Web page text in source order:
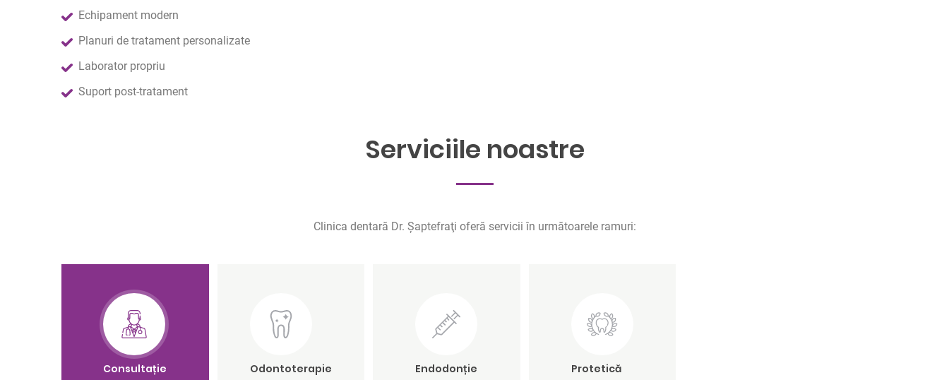
Echipament modern
Planuri de tratament personalizate
Laborator propriu
Suport post-tratament
Serviciile noastre
Clinica dentară Dr. Şaptefraţi oferă servicii în următoarele ramuri:
Consultație Odontoterapie Endodonție Protetică